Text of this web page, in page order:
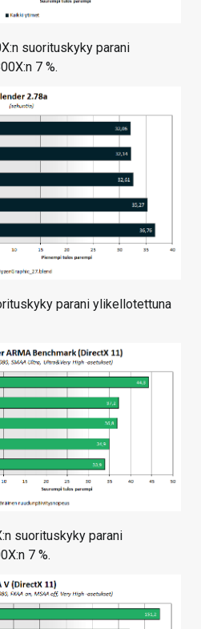
suorituskyky parani
7 %.
parani ylikellotettuna
suorituskyky parani
7 %.